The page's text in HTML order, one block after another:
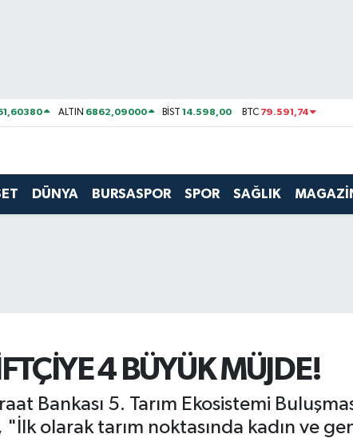
ALTIN 6862,09000 BİST14.598,00 BTC 79.591,74
DÜNYA BURSASPOR SPOR SAĞLIK
4 BÜYÜK MÜJDE!
Bankası 5. Tarım Ekosistemi
olarak tarım noktasında kadın ve